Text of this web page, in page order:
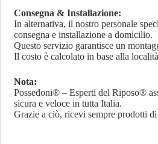
Consegna & Installazione:
In alternativa, il nostro personale
consegna e installazione a domicilio.
Questo servizio garantisce un
Il costo è calcolato in base alla
Nota:
Possedoni® – Esperti del Riposo®
sicura e veloce in tutta Italia.
Grazie a ciò, ricevi sempre prodotti